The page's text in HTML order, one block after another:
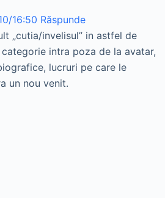
16:50 Răspunde
„cutia/invelisul” in astfel de
intra poza de la avatar,
lucruri pe care le
un nou venit.